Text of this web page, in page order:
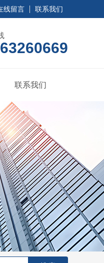
线留言 联系我们
联系我们